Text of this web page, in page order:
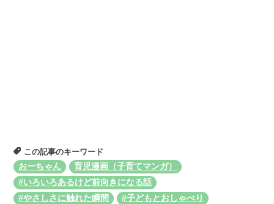
この記事のキーワード
おーちゃん
育児漫画（子育てマンガ）
#いろいろあるけど前向きになる話
#やさしさに触れた瞬間
#子どもとおしゃべり